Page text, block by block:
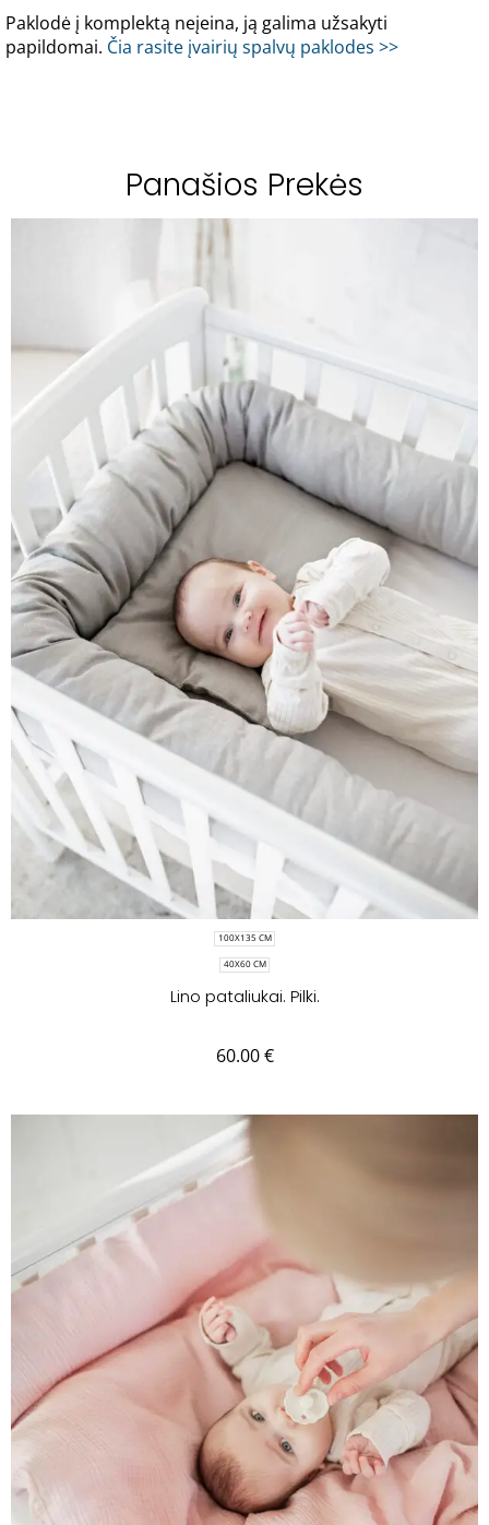
Paklodė į komplektą neįeina, ją galima užsakyti
papildomai. Čia rasite įvairių spalvų paklodes >>
Panašios Prekės
100X135 CM
40X60 CM
Lino pataliukai. Pilki.
60.00€